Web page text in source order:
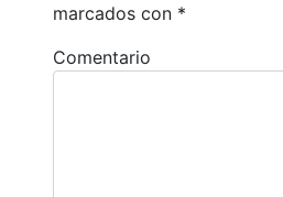
marcados con *
Comentario